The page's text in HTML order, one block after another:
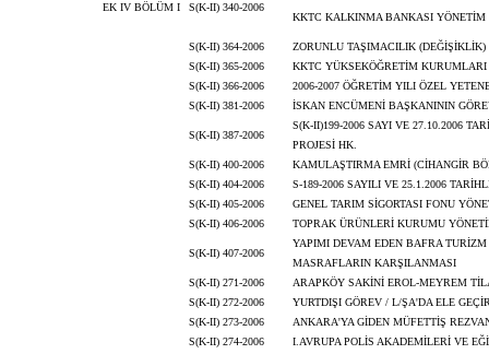
EK IV BÖLÜM I
S(K-II) 340-2006
KKTC KALKINMA BANKASI YÖNETİM
S(K-II) 364-2006
ZORUNLU TAŞIMACILIK (DEĞİŞİKLİK)
S(K-II) 365-2006
KKTC YÜKSEKÖĞRETİM
S(K-II) 366-2006
2006-2007 ÖĞRETİM YILI ÖZEL
S(K-II) 381-2006
İSKAN ENCÜMENİ BAŞKANININ
S(K-II) 387-2006
S(K-II)199-2006 SAYI VE 27.10.2006
PROJESİ HK.
S(K-II) 400-2006
KAMULAŞTIRMA EMRİ (CİHANGİR
S(K-II) 404-2006
S-189-2006 SAYILI VE 25.1.2006
S(K-II) 405-2006
GENEL TARIM SİGORTASI FONU
S(K-II) 406-2006
TOPRAK ÜRÜNLERİ KURUMU
S(K-II) 407-2006
YAPIMI DEVAM EDEN BAFRA
MASRAFLARIN KARŞILANMASI
S(K-II) 271-2006
ARAPKÖY SAKİNİ EROL-MEYREM
S(K-II) 272-2006
YURTDIŞI GÖREV / L/ŞA'DA ELE
S(K-II) 273-2006
ANKARA'YA GİDEN MÜFETTİŞ
S(K-II) 274-2006
I.AVRUPA POLİS AKADEMİLERİ VE